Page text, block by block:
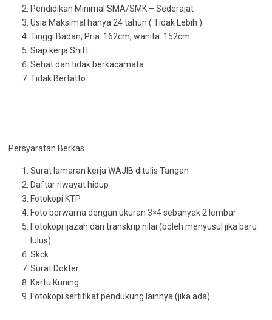
Pendidikan Minimal SMA/SMK – Sederajat
Usia Maksimal hanya 24 tahun ( Tidak Lebih )
Tinggi Badan, Pria: 162cm, wanita: 152cm
Siap kerja Shift
Sehat dan tidak berkacamata
Tidak Bertatto
Persyaratan Berkas :
Surat lamaran kerja WAJIB ditulis Tangan
Daftar riwayat hidup
Fotokopi KTP
Foto berwarna dengan ukuran 3×4 sebanyak 2 lembar
Fotokopi ijazah dan transkrip nilai (boleh menyusul jika baru
lulus)
Skck
Surat Dokter
Kartu Kuning
Fotokopi sertifikat pendukung lainnya (jika ada)